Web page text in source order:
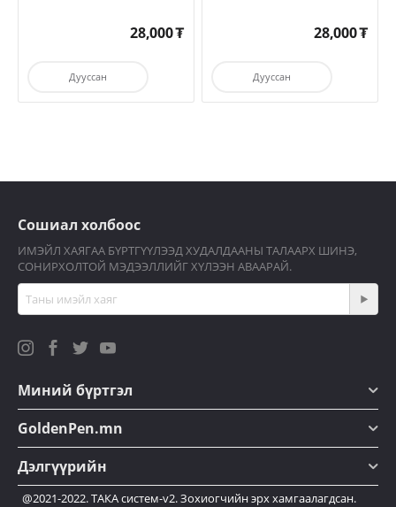
28,000₮
Дууссан
28,000₮
Дууссан
Сошиал холбоос
ИМЭЙЛ ХАЯГАА БҮРТГҮҮЛЭЭД ХУДАЛДААНЫ ТАЛААРХ ШИНЭ,
СОНИРХОЛТОЙ МЭДЭЭЛЛИЙГ ХҮЛЭЭН АВААРАЙ.
Миний бүртгэл
GoldenPen.mn
Дэлгүүрийн
@2021-2022. ТАКА систем-v2. Зохиогчийн эрх хамгаалагдсан.